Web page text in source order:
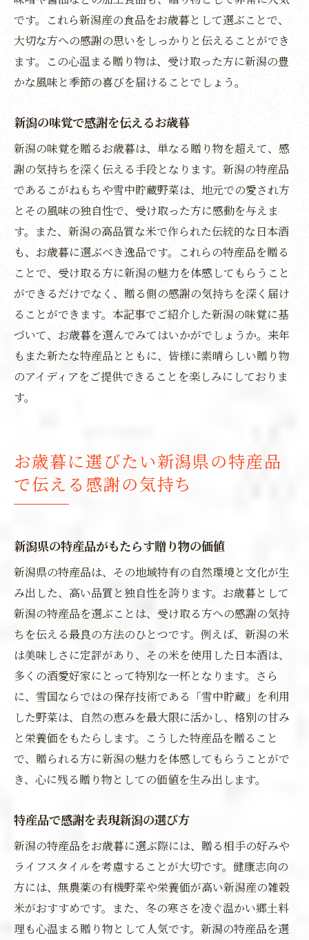
です。これら新潟産の食品をお歳暮として選ぶことで、
大切な方への感謝の思いをしっかりと伝えることができ
ます。この心温まる贈り物は、受け取った方に新潟の豊
かな風味と季節の喜びを届けることでしょう。
新潟の味覚で感謝を伝えるお歳暮
新潟の味覚を贈るお歳暮は、単なる贈り物を超えて、感
謝の気持ちを深く伝える手段となります。新潟の特産品
であるこがねもちや雪中貯蔵野菜は、地元での愛され方
とその風味の独自性で、受け取った方に感動を与えま
す。また、新潟の高品質な米で作られた伝統的な日本酒
も、お歳暮に選ぶべき逸品です。これらの特産品を贈る
ことで、受け取る方に新潟の魅力を体感してもらうこと
ができるだけでなく、贈る側の感謝の気持ちを深く届け
ることができます。本記事でご紹介した新潟の味覚に基
づいて、お歳暮を選んでみてはいかがでしょうか。来年
もまた新たな特産品とともに、皆様に素晴らしい贈り物
のアイディアをご提供できることを楽しみにしておりま
す。
お歳暮に選びたい新潟県の特産品
で伝える感謝の気持ち
新潟県の特産品がもたらす贈り物の価値
新潟県の特産品は、その地域特有の自然環境と文化が生
み出した、高い品質と独自性を誇ります。お歳暮として
新潟の特産品を選ぶことは、受け取る方への感謝の気持
ちを伝える最良の方法のひとつです。例えば、新潟の米
は美味しさに定評があり、その米を使用した日本酒は、
多くの酒愛好家にとって特別な一杯となります。さら
に、雪国ならではの保存技術である「雪中貯蔵」を利用
した野菜は、自然の恵みを最大限に活かし、格別の甘み
と栄養価をもたらします。こうした特産品を贈ること
で、贈られる方に新潟の魅力を体感してもらうことがで
き、心に残る贈り物としての価値を生み出します。
特産品で感謝を表現新潟の選び方
新潟の特産品をお歳暮に選ぶ際には、贈る相手の好みや
ライフスタイルを考慮することが大切です。健康志向の
方には、無農薬の有機野菜や栄養価が高い新潟産の雑穀
米がおすすめです。また、冬の寒さを凌ぐ温かい郷土料
理も心温まる贈り物として人気です。新潟の特産品を選